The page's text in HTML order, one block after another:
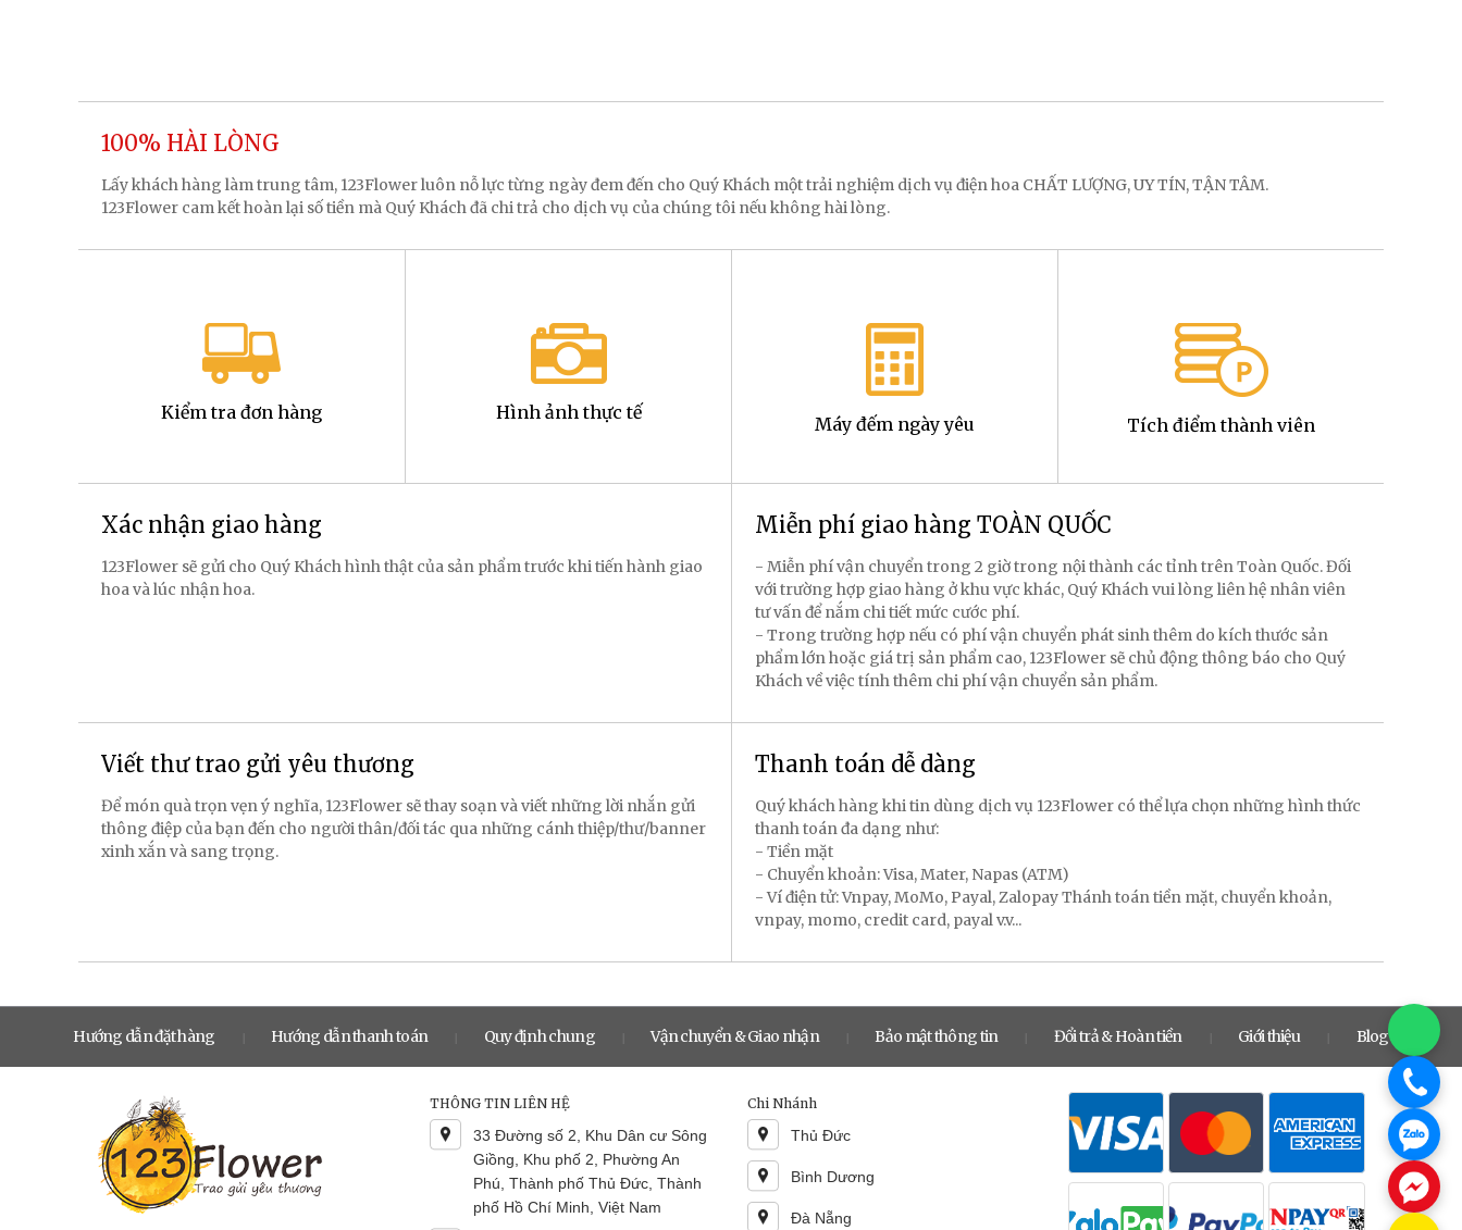
100% HÀI LÒNG
Lấy khách hàng làm trung tâm, 123Flower luôn nỗ lực từng ngày đem đến cho Quý Khách một trải nghiệm dịch vụ điện hoa CHẤT LƯỢNG, UY TÍN, TẬN TÂM.
123Flower cam kết hoàn lại số tiền mà Quý Khách đã chi trả cho dịch vụ của chúng tôi nếu không hài lòng.
Kiểm tra đơn hàng Hình ảnh thực tế
Máy đếm ngày yêu Tích điểm thành viên
Xác nhận giao hàng
123Flower sẽ gửi cho Quý Khách hình thật của sản phẩm trước khi tiến hành giao
hoa và lúc nhận hoa.
Miễn phí giao hàng TOÀN QUỐC
- Miễn phí vận chuyển trong 2 giờ trong nội thành các tỉnh trên Toàn Quốc. Đối
với trường hợp giao hàng ở khu vực khác, Quý Khách vui lòng liên hệ nhân viên
tư vấn để nắm chi tiết mức cước phí.
- Trong trường hợp nếu có phí vận chuyển phát sinh thêm do kích thước sản
phẩm lớn hoặc giá trị sản phẩm cao, 123Flower sẽ chủ động thông báo cho Quý
Khách về việc tính thêm chi phí vận chuyển sản phẩm.
Viết thư trao gửi yêu thương
Để món quà trọn vẹn ý nghĩa, 123Flower sẽ thay soạn và viết những lời nhắn gửi
thông điệp của bạn đến cho người thân/đối tác qua những cánh thiệp/thư/banner
xinh xắn và sang trọng.
Thanh toán dễ dàng
Quý khách hàng khi tin dùng dịch vụ 123Flower có thể lựa chọn những hình thức
thanh toán đa dạng như:
- Tiền mặt
- Chuyển khoản: Visa, Mater, Napas (ATM)
- Ví điện tử: Vnpay, MoMo, Payal, Zalopay Thánh toán tiền mặt, chuyển khoản,
vnpay, momo, credit card, payal v.v...
Hướng dẫn đặt hàng Hướng dẫn thanh toán Quy định chung Vận chuyển & Giao nhận Bảo mật thông tin Đổi trả & Hoàn tiền Giới thiệu Blog
THÔNG TIN LIÊN HỆ
33 Đường số 2, Khu Dân cư Sông
Giồng, Khu phố 2, Phường An
Phú, Thành phố Thủ Đức, Thành
phố Hồ Chí Minh, Việt Nam
Chi Nhánh
Thủ Đức
Bình Dương
Đà Nẵng